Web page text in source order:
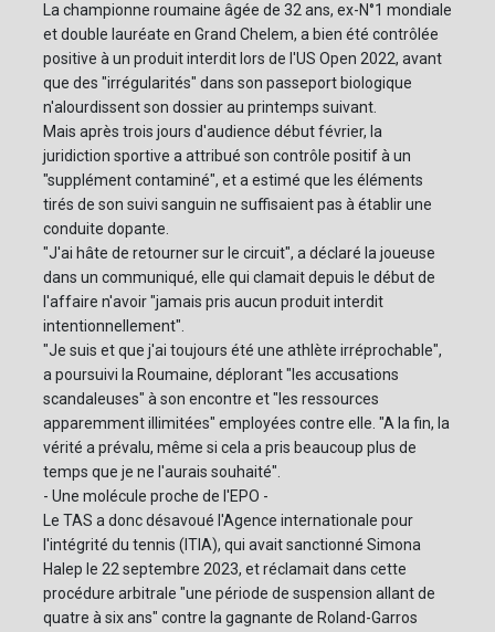
La championne roumaine âgée de 32 ans, ex-N°1 mondiale
et double lauréate en Grand Chelem, a bien été contrôlée
positive à un produit interdit lors de l'US Open 2022, avant
que des "irrégularités" dans son passeport biologique
n'alourdissent son dossier au printemps suivant.
Mais après trois jours d'audience début février, la
juridiction sportive a attribué son contrôle positif à un
"supplément contaminé", et a estimé que les éléments
tirés de son suivi sanguin ne suffisaient pas à établir une
conduite dopante.
"J'ai hâte de retourner sur le circuit", a déclaré la joueuse
dans un communiqué, elle qui clamait depuis le début de
l'affaire n'avoir "jamais pris aucun produit interdit
intentionnellement".
"Je suis et que j'ai toujours été une athlète irréprochable",
a poursuivi la Roumaine, déplorant "les accusations
scandaleuses" à son encontre et "les ressources
apparemment illimitées" employées contre elle. "A la fin, la
vérité a prévalu, même si cela a pris beaucoup plus de
temps que je ne l'aurais souhaité".
- Une molécule proche de l'EPO -
Le TAS a donc désavoué l'Agence internationale pour
l'intégrité du tennis (ITIA), qui avait sanctionné Simona
Halep le 22 septembre 2023, et réclamait dans cette
procédure arbitrale "une période de suspension allant de
quatre à six ans" contre la gagnante de Roland-Garros